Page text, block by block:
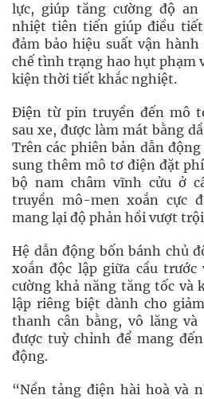
lực, giúp tăng cường độ
nhiệt tiên tiến giúp điều
đảm bảo hiệu suất vận
chế tình trạng hao hụt phạm
kiện thời tiết khắc nghiệt.
Điện từ pin truyền đến mô
sau xe, được làm mát bằng
Trên các phiên bản dẫn
sung thêm mô tơ điện đặt
bộ nam châm vĩnh cửu ở
truyền mô-men xoắn cực
mang lại độ phản hồi vượt
Hệ dẫn động bốn bánh chủ
xoắn độc lập giữa cầu trước
cường khả năng tăng tốc và
lập riêng biệt dành cho
thanh cân bằng, vô lăng
được tuỳ chỉnh để mang
động.
“Nền tảng điện hài hoà và